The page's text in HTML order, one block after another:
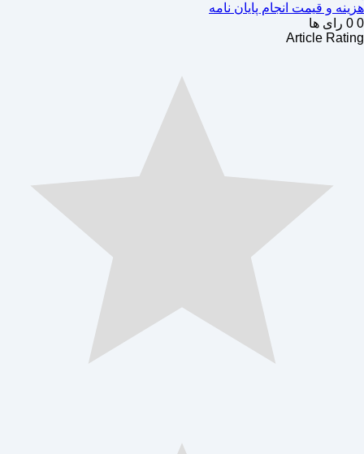
هزینه و قیمت انجام پایان نامه
0
0 رای ها
Article Rating